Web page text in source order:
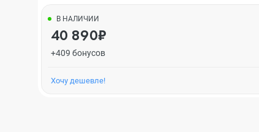
В НАЛИЧИИ
40 890₽
+409 бонусов
Хочу дешевле!